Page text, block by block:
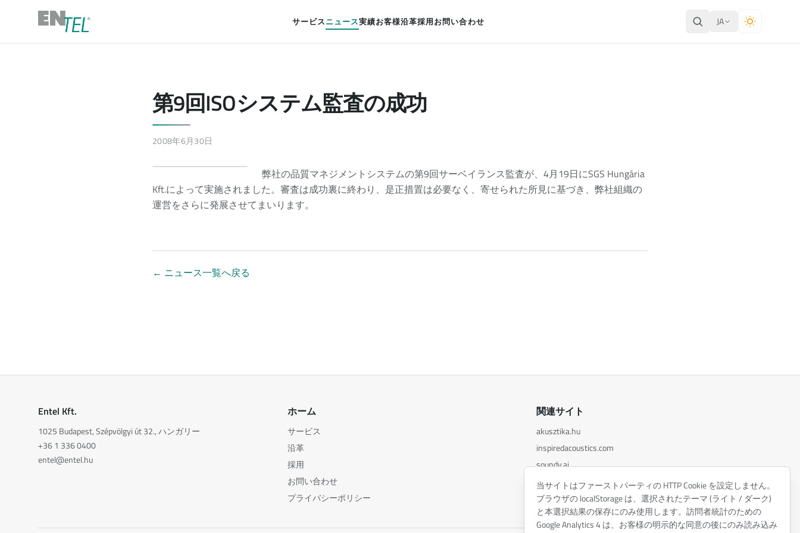
サービスニュース実績お客様沿革採用お問い合わせ JA
第9回ISOシステム監査の成功
2008年6月30日
弊社の品質マネジメントシステムの第9回サーベイランス監査が、4月19日にSGS Hungária
Kft.によって実施されました。審査は成功裏に終わり、是正措置は必要なく、寄せられた所見に基づき、弊社組織の
運営をさらに発展させてまいります。
← ニュース一覧へ戻る
Entel Kft.
1025 Budapest, Szépvölgyi út 32., ハンガリー
+36 1 336 0400
entel@entel.hu
ホーム
サービス
沿革
採用
お問い合わせ
プライバシーポリシー
関連サイト
akusztika.hu
inspiredacoustics.com
soundy.ai
irat.ai
当サイトはファーストパーティの HTTP Cookie を設定しません。
ブラウザの localStorage は、選択されたテーマ (ライト / ダーク)
と本選択結果の保存にのみ使用します。訪問者統計のための
Google Analytics 4 は、お客様の明示的な同意の後にのみ読み込み